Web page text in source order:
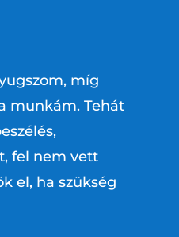
míg
munkám. Tehát
fel nem vett
el, ha szükség